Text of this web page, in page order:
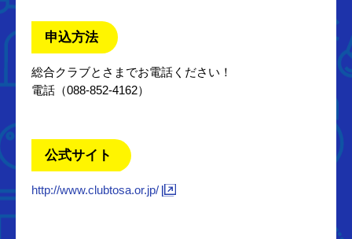
申込方法
総合クラブとさまでお電話ください！
電話（088-852-4162）
公式サイト
http://www.clubtosa.or.jp/